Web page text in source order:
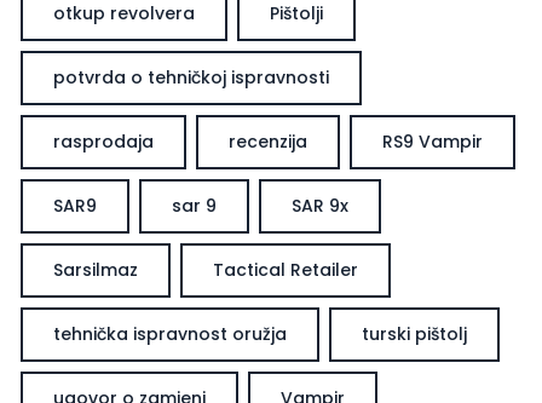
otkup revolvera Pištolji
potvrda o tehničkoj ispravnosti
rasprodaja recenzija RS9 Vampir
SAR9 sar 9 SAR 9x
Sarsilmaz Tactical Retailer
tehnička ispravnost oružja turski pištolj